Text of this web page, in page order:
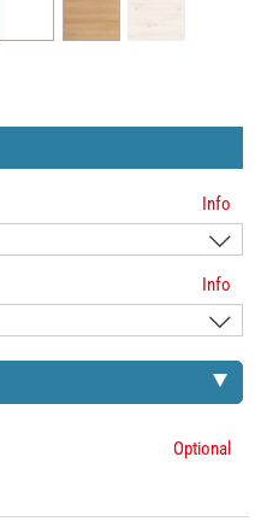
Info
Info
Optional